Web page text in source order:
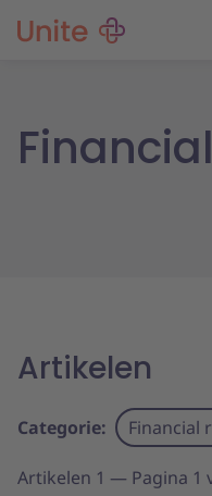
Artikelen
Categorie: Financial
Artikelen 1 — Pagina 1